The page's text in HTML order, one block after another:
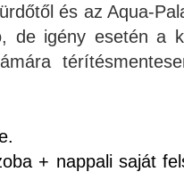
és az Aqua-
de igény esetén a
+ nappali saját